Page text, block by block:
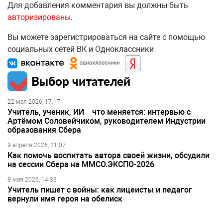
Для добавления комментария вы должны быть
авторизированы.
Вы можете зарегистрироваться на сайте с помощью
социальных сетей ВК и Одноклассники
Выбор читателей
22 мая 2026, 17:17
Учитель, ученик, ИИ – что меняется: интервью с
Артёмом Соловейчиком, руководителем Индустрии
образования Сбера
9 апреля 2026, 21:07
Как помочь воспитать автора своей жизни, обсудили
на сессии Сбера на ММСО.ЭКСПО-2026
8 мая 2026, 14:33
Учитель пишет с войны: как лицеисты и педагог
вернули имя героя на обелиск